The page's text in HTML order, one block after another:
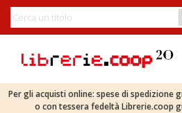
Per gli acquisti online: spese di spedizione
o con tessera fedeltà Librerie.coop